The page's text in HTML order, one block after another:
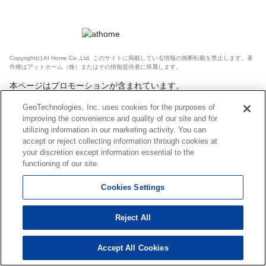
Copyright(c) At Home Co.,Ltd. このサイトに掲載している情報の無断転載を禁止します。著
作権はアットホーム（株）またはその情報提供者に帰属します。
本ページはプロモーションが含まれています。
GeoTechnologies, Inc. uses cookies for the purposes of
improving the convenience and quality of our site and for
utilizing information in our marketing activity. You can
accept or reject collecting information through cookies at
your discretion except information essential to the
functioning of our site.
Cookies Settings
Reject All
Accept All Cookies